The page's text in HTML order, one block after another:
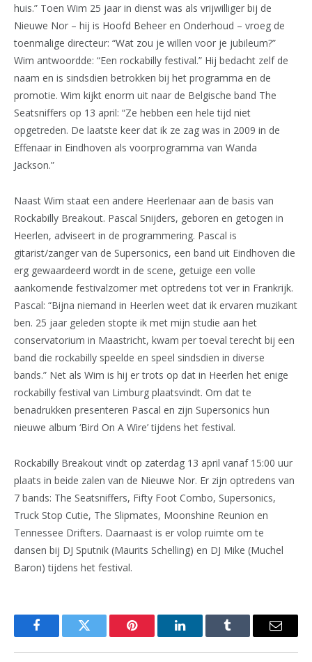
huis.” Toen Wim 25 jaar in dienst was als vrijwilliger bij de
Nieuwe Nor – hij is Hoofd Beheer en Onderhoud – vroeg de
toenmalige directeur: “Wat zou je willen voor je jubileum?”
Wim antwoordde: “Een rockabilly festival.” Hij bedacht zelf de
naam en is sindsdien betrokken bij het programma en de
promotie. Wim kijkt enorm uit naar de Belgische band The
Seatsniffers op 13 april: “Ze hebben een hele tijd niet
opgetreden. De laatste keer dat ik ze zag was in 2009 in de
Effenaar in Eindhoven als voorprogramma van Wanda
Jackson.”
Naast Wim staat een andere Heerlenaar aan de basis van
Rockabilly Breakout. Pascal Snijders, geboren en getogen in
Heerlen, adviseert in de programmering. Pascal is
gitarist/zanger van de Supersonics, een band uit Eindhoven die
erg gewaardeerd wordt in de scene, getuige een volle
aankomende festivalzomer met optredens tot ver in Frankrijk.
Pascal: “Bijna niemand in Heerlen weet dat ik ervaren muzikant
ben. 25 jaar geleden stopte ik met mijn studie aan het
conservatorium in Maastricht, kwam per toeval terecht bij een
band die rockabilly speelde en speel sindsdien in diverse
bands.” Net als Wim is hij er trots op dat in Heerlen het enige
rockabilly festival van Limburg plaatsvindt. Om dat te
benadrukken presenteren Pascal en zijn Supersonics hun
nieuwe album ‘Bird On A Wire’ tijdens het festival.
Rockabilly Breakout vindt op zaterdag 13 april vanaf 15:00 uur
plaats in beide zalen van de Nieuwe Nor. Er zijn optredens van
7 bands: The Seatsniffers, Fifty Foot Combo, Supersonics,
Truck Stop Cutie, The Slipmates, Moonshine Reunion en
Tennessee Drifters. Daarnaast is er volop ruimte om te
dansen bij DJ Sputnik (Maurits Schelling) en DJ Mike (Muchel
Baron) tijdens het festival.
FacebookTwitter Pinterest LinkedInTumblr Email